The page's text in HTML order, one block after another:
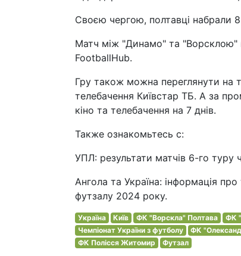
Своєю чергою, полтавці набрали 8
Матч між "Динамо" та "Ворсклою"
FootballHub.
Гру також можна переглянути на
телебачення Київстар ТБ. А за
кіно та телебачення на 7 днів.
Также ознакомьтесь с:
УПЛ: результати матчів 6-го туру
Ангола та Україна: інформація
футзалу 2024 року.
Україна Київ ФК "Ворскла" Полтава ФК
Чемпіонат України з футболу
ФК
ФК Полісся Житомир
Футзал